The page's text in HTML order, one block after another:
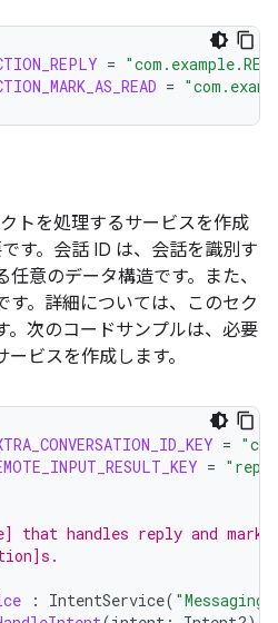
=
=
トを処理するサービスを作成
す。会話 ID は、会話を識別す
意のデータ構造です。また、
す。詳細については、このセク
。次のコードサンプルは、必要
ビスを作成します。
=
=
that handles reply and
: IntentService(